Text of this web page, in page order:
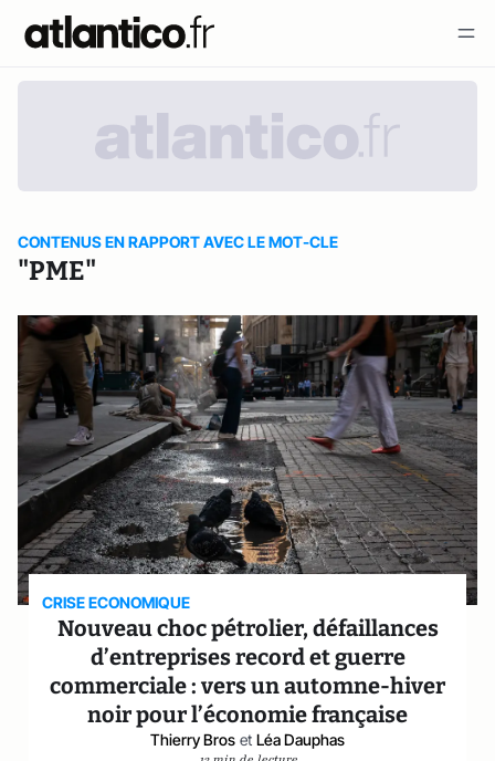
CONTENUS EN RAPPORT AVEC LE MOT-CLE
"PME"
CRISE ECONOMIQUE
Nouveau choc pétrolier, défaillances
d’entreprises record et guerre
commerciale : vers un automne-hiver
noir pour l’économie française
Thierry Bros et Léa Dauphas